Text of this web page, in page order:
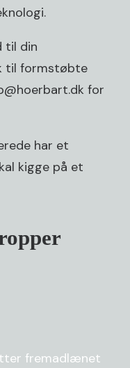
til din
til formstøbte
for
har et
kigge på et